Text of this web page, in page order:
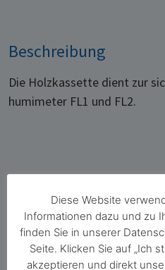
Beschreibung
Die Holzkassette dient zur
humimeter FL1 und FL2.
Florian Postl
Geschäftsleitung
Diese Website
Informationen dazu und zu
finden Sie in unserer
Seite. Klicken Sie auf „Ich
akzeptieren und direkt